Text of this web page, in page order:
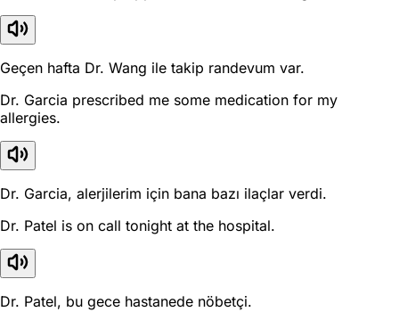
Geçen hafta Dr. Wang ile takip randevum var.
Dr. Garcia prescribed me some medication for my
allergies.
Dr. Garcia, alerjilerim için bana bazı ilaçlar verdi.
Dr. Patel is on call tonight at the hospital.
Dr. Patel, bu gece hastanede nöbetçi.